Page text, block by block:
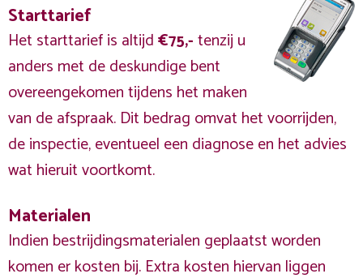
Starttarief
Het starttarief is altijd€75,-tenzij u
anders met de deskundige bent
overeengekomen tijdens het maken
van de afspraak. Dit bedrag omvat het voorrijden,
de inspectie, eventueel een diagnose en het advies
wat hieruit voortkomt.
Materialen
Indien bestrijdingsmaterialen geplaatst worden
komen er kosten bij. Extra kosten hiervan liggen